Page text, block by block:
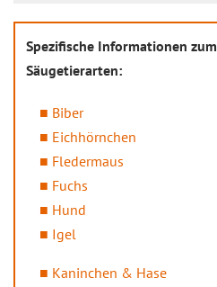
Spezifische Informationen zum
Säugetierarten:
Biber
Eichhörnchen
Fledermaus
Fuchs
Hund
Igel
Kaninchen & Hase